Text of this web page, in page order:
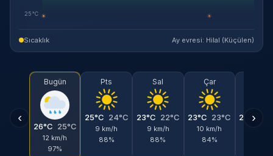
25°C ☀ ☀
Sıcaklık Ay evresi: Hilal (Küçülen)
‹
Bugün
26°C 25°C
12 km/h
97%
Pts
25°C 24°C
9 km/h
88%
Sal
23°C 22°C
9 km/h
88%
Çar
23°C 23°C
10 km/h
84%
24°C
›